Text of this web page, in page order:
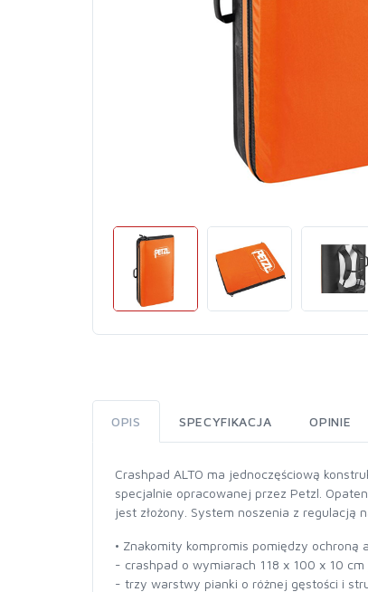
OPIS SPECYFIKACJA OPINIE
Crashpad ALTO ma jednoczęściową
specjalnie opracowanej przez Petzl.
jest złożony. System noszenia z regulacją
• Znakomity kompromis pomiędzy ochroną
- crashpad o wymiarach 118 x 100 x 10
- trzy warstwy pianki o różnej gęstości i